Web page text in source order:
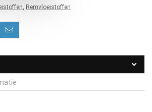
Remvloeistoffen